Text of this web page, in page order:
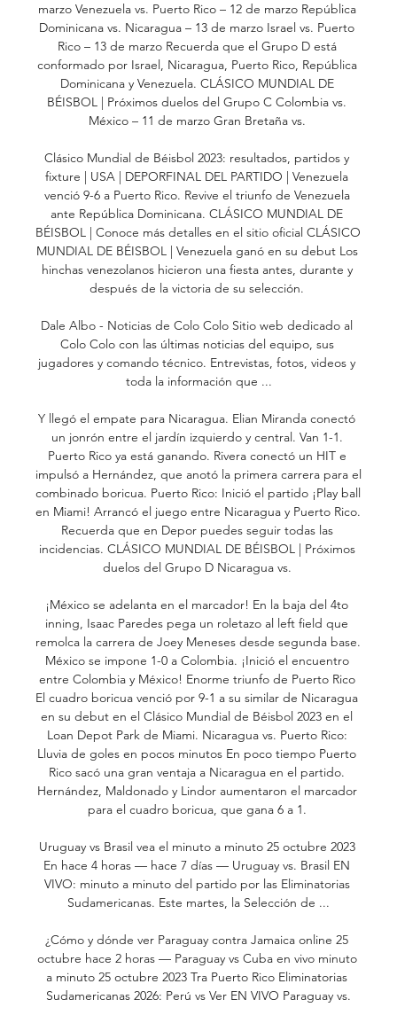
marzo Venezuela vs. Puerto Rico – 12 de marzo República
Dominicana vs. Nicaragua – 13 de marzo Israel vs. Puerto
Rico – 13 de marzo Recuerda que el Grupo D está
conformado por Israel, Nicaragua, Puerto Rico, República
Dominicana y Venezuela. CLÁSICO MUNDIAL DE
BÉISBOL | Próximos duelos del Grupo C Colombia vs.
México – 11 de marzo Gran Bretaña vs.
Clásico Mundial de Béisbol 2023: resultados, partidos y
fixture | USA | DEPORFINAL DEL PARTIDO | Venezuela
venció 9-6 a Puerto Rico. Revive el triunfo de Venezuela
ante República Dominicana. CLÁSICO MUNDIAL DE
BÉISBOL | Conoce más detalles en el sitio oficial CLÁSICO
MUNDIAL DE BÉISBOL | Venezuela ganó en su debut Los
hinchas venezolanos hicieron una fiesta antes, durante y
después de la victoria de su selección.
Dale Albo - Noticias de Colo Colo Sitio web dedicado al
Colo Colo con las últimas noticias del equipo, sus
jugadores y comando técnico. Entrevistas, fotos, videos y
toda la información que ...
Y llegó el empate para Nicaragua. Elian Miranda conectó
un jonrón entre el jardín izquierdo y central. Van 1-1.
Puerto Rico ya está ganando. Rivera conectó un HIT e
impulsó a Hernández, que anotó la primera carrera para el
combinado boricua. Puerto Rico: Inició el partido ¡Play ball
en Miami! Arrancó el juego entre Nicaragua y Puerto Rico.
Recuerda que en Depor puedes seguir todas las
incidencias. CLÁSICO MUNDIAL DE BÉISBOL | Próximos
duelos del Grupo D Nicaragua vs.
¡México se adelanta en el marcador! En la baja del 4to
inning, Isaac Paredes pega un roletazo al left field que
remolca la carrera de Joey Meneses desde segunda base.
México se impone 1-0 a Colombia. ¡Inició el encuentro
entre Colombia y México! Enorme triunfo de Puerto Rico
El cuadro boricua venció por 9-1 a su similar de Nicaragua
en su debut en el Clásico Mundial de Béisbol 2023 en el
Loan Depot Park de Miami. Nicaragua vs. Puerto Rico:
Lluvia de goles en pocos minutos En poco tiempo Puerto
Rico sacó una gran ventaja a Nicaragua en el partido.
Hernández, Maldonado y Lindor aumentaron el marcador
para el cuadro boricua, que gana 6 a 1.
Uruguay vs Brasil vea el minuto a minuto 25 octubre 2023
En hace 4 horas — hace 7 días — Uruguay vs. Brasil EN
VIVO: minuto a minuto del partido por las Eliminatorias
Sudamericanas. Este martes, la Selección de ...
¿Cómo y dónde ver Paraguay contra Jamaica online 25
octubre hace 2 horas — Paraguay vs Cuba en vivo minuto
a minuto 25 octubre 2023 Tra Puerto Rico Eliminatorias
Sudamericanas 2026: Perú vs Ver EN VIVO Paraguay vs.